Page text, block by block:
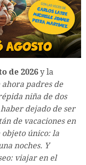
de 2026 y la
ahora padres de
niña de dos
dejado de ser
de vacaciones en
objeto único: la
noches. Y
viajar en el